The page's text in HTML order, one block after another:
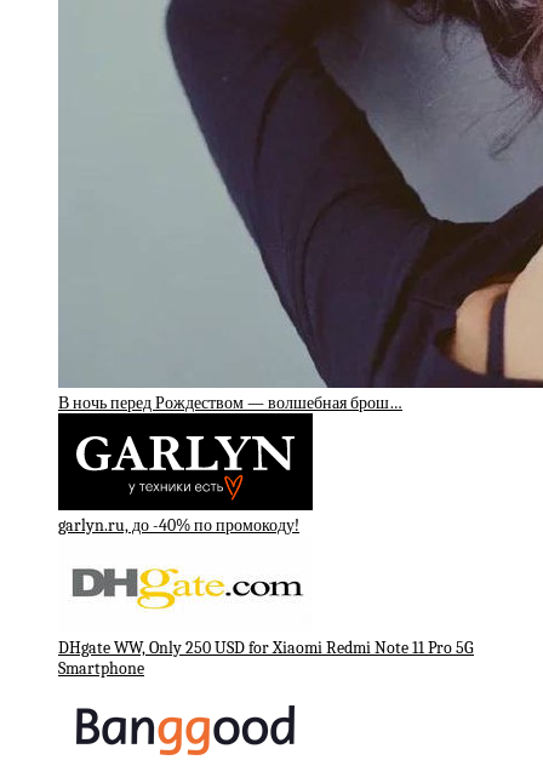
В ночь перед Рождеством — волшебная брош…
garlyn.ru, до -40% по промокоду!
DHgate WW, Only 250 USD for Xiaomi Redmi Note 11 Pro 5G
Smartphone